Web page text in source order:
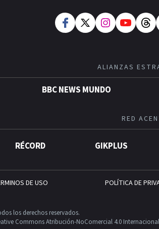
ALIANZAS
BBC NEWS MUNDO
RED
RÉCORD GIKPLUS
DE USO POLÍTICA DE
los derechos reservados.
Commons Atribución-NoComercial 4.0